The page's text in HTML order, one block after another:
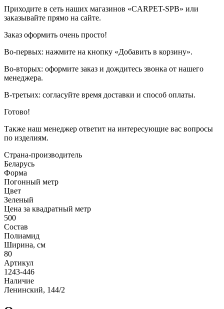
Приходите в сеть наших магазинов «CARPET-SPB» или
заказывайте прямо на сайте.
Заказ оформить очень просто!
Во-первых: нажмите на кнопку «Добавить в корзину».
Во-вторых: оформите заказ и дождитесь звонка от нашего
менеджера.
В-третьих: согласуйте время доставки и способ оплаты.
Готово!
Также наш менеджер ответит на интересующие вас вопросы
по изделиям.
Страна-производитель
Беларусь
Форма
Погонный метр
Цвет
Зеленый
Цена за квадратный метр
500
Состав
Полиамид
Ширина, см
80
Артикул
1243-446
Наличие
Ленинский, 144/2